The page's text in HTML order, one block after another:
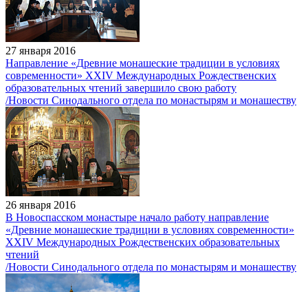
27 января 2016
Направление «Древние монашеские традиции в условиях
современности» XXIV Международных Рождественских
образовательных чтений завершило свою работу
/Новости Синодального отдела по монастырям и монашеству
26 января 2016
В Новоспасском монастыре начало работу направление
«Древние монашеские традиции в условиях современности»
XXIV Международных Рождественских образовательных
чтений
/Новости Синодального отдела по монастырям и монашеству